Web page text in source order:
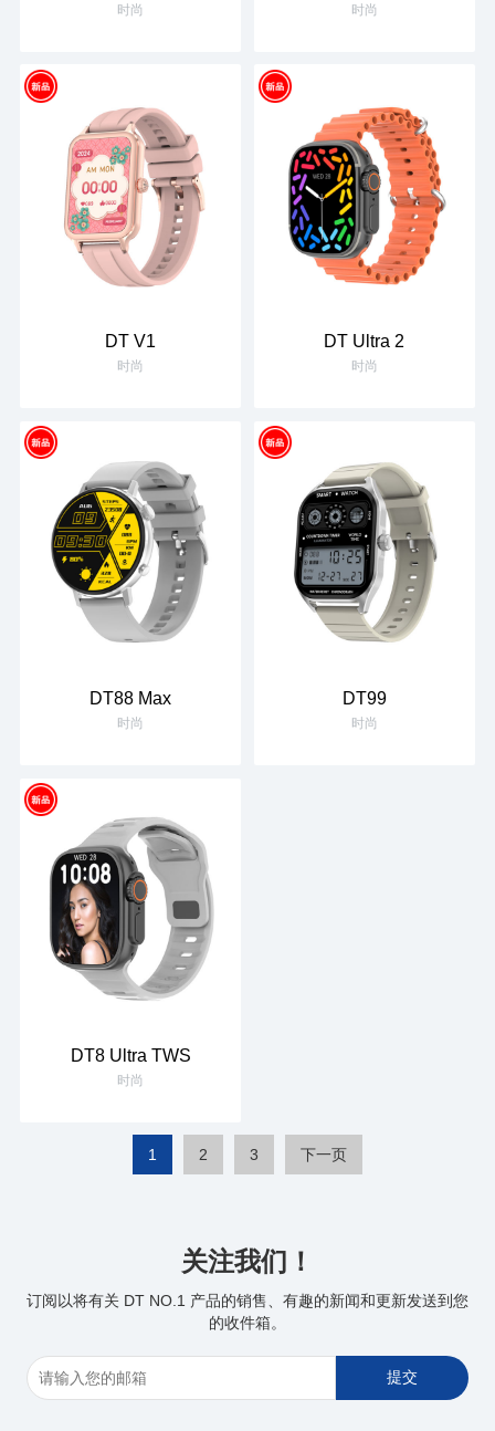
时尚 时尚
DT V1
时尚
DT Ultra 2
时尚
DT88 Max
时尚
DT99
时尚
DT8 Ultra TWS
时尚
1 2 3 下一页
关注我们！
订阅以将有关 DT NO.1 产品的销售、有趣的新闻和更新发送到您
的收件箱。